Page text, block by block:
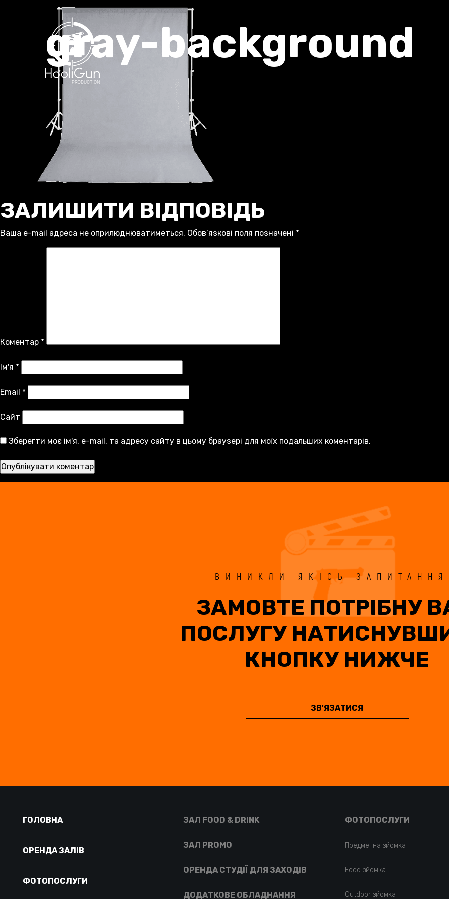
gray-background
ЗАЛИШИТИ ВІДПОВІДЬ
Ваша e-mail адреса не оприлюднюватиметься. Обов’язкові поля позначені *
Коментар *
Ім'я *
Email *
Сайт
Зберегти моє ім'я, e-mail, та адресу сайту в цьому браузері для моїх подальших коментарів.
ВИНИКЛИ ЯКІСЬ
ЗАМОВТЕ ПОТРІБНУ
ПОСЛУГУ
КНОПКУ НИЖЧЕ
ЗВ'ЯЗАТИСЯ
ГОЛОВНА
ОРЕНДА ЗАЛІВ
ФОТОПОСЛУГИ
ЗАЛ FOOD & DRINK
ЗАЛ PROMO
ОРЕНДА СТУДІЇ ДЛЯ ЗАХОДІВ
ДОДАТКОВЕ ОБЛАДНАННЯ
ФОТОПОСЛУГИ
Предметна зйомка
Food зйомка
Outdoor зйомка